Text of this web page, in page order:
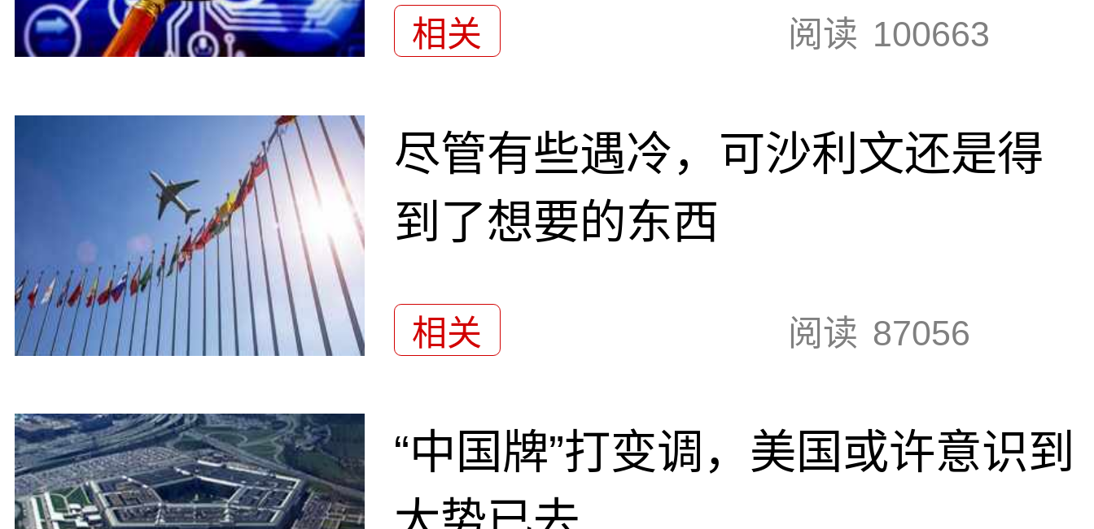
相关 阅读 100663
尽管有些遇冷，可沙利文还是得
到了想要的东西
相关 阅读 87056
“中国牌”打变调，美国或许意识到